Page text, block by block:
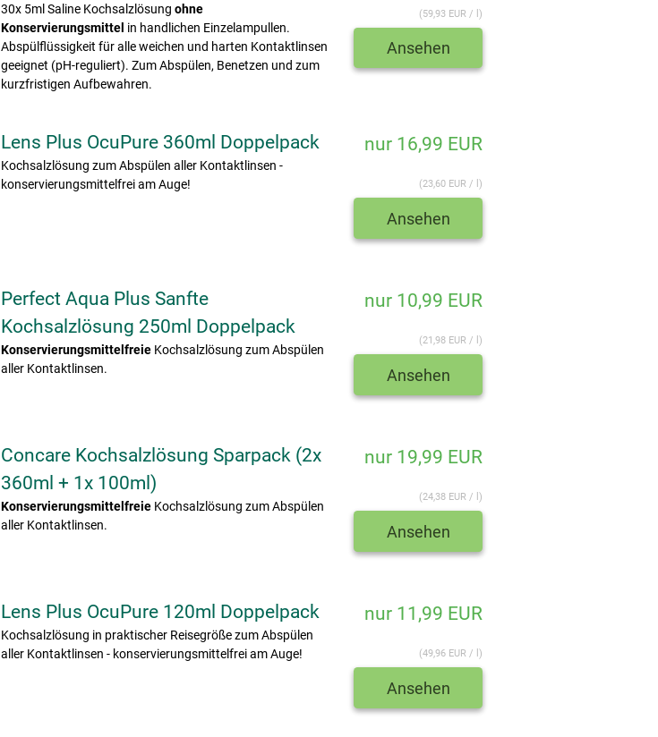
30x 5ml Saline Kochsalzlösungohne
Konservierungsmittel in handlichen Einzelampullen.
Abspülflüssigkeit für alle weichen und harten Kontaktlinsen
geeignet (pH-reguliert). Zum Abspülen, Benetzen und zum
kurzfristigen Aufbewahren.
(59,93 EUR / l)
Ansehen
Lens Plus OcuPure 360ml Doppelpack
Kochsalzlösung zum Abspülen aller Kontaktlinsen -
konservierungsmittelfrei am Auge!
nur 16,99 EUR
(23,60 EUR / l)
Ansehen
Perfect Aqua Plus Sanfte
Kochsalzlösung 250ml Doppelpack
Konservierungsmittelfreie Kochsalzlösung zum Abspülen
aller Kontaktlinsen.
nur 10,99 EUR
(21,98 EUR / l)
Ansehen
Concare Kochsalzlösung Sparpack (2x
360ml + 1x 100ml)
Konservierungsmittelfreie Kochsalzlösung zum Abspülen
aller Kontaktlinsen.
nur 19,99 EUR
(24,38 EUR / l)
Ansehen
Lens Plus OcuPure 120ml Doppelpack
Kochsalzlösung in praktischer Reisegröße zum Abspülen
aller Kontaktlinsen - konservierungsmittelfrei am Auge!
nur 11,99 EUR
(49,96 EUR / l)
Ansehen